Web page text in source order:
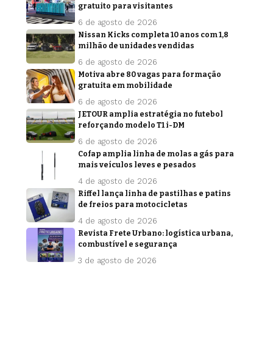
gratuito para visitantes
6 de agosto de 2026
Nissan Kicks completa 10 anos com 1,8
milhão de unidades vendidas
6 de agosto de 2026
Motiva abre 80 vagas para formação
gratuita em mobilidade
6 de agosto de 2026
JETOUR amplia estratégia no futebol
reforçando modelo T1 i-DM
6 de agosto de 2026
Cofap amplia linha de molas a gás para
mais veículos leves e pesados
4 de agosto de 2026
Riffel lança linha de pastilhas e patins
de freios para motocicletas
4 de agosto de 2026
Revista Frete Urbano: logística urbana,
combustível e segurança
3 de agosto de 2026